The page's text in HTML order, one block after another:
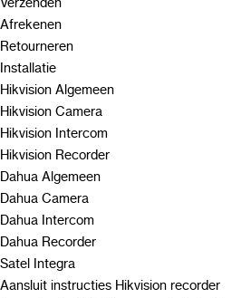
Afrekenen
Retourneren
Installatie
Hikvision Algemeen
Hikvision Camera
Hikvision Intercom
Hikvision Recorder
Dahua Algemeen
Dahua Camera
Dahua Intercom
Dahua Recorder
Satel Integra
Aansluit instructies Hikvision recorder